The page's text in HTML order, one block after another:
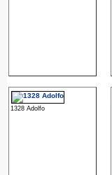
1328 Adolfo